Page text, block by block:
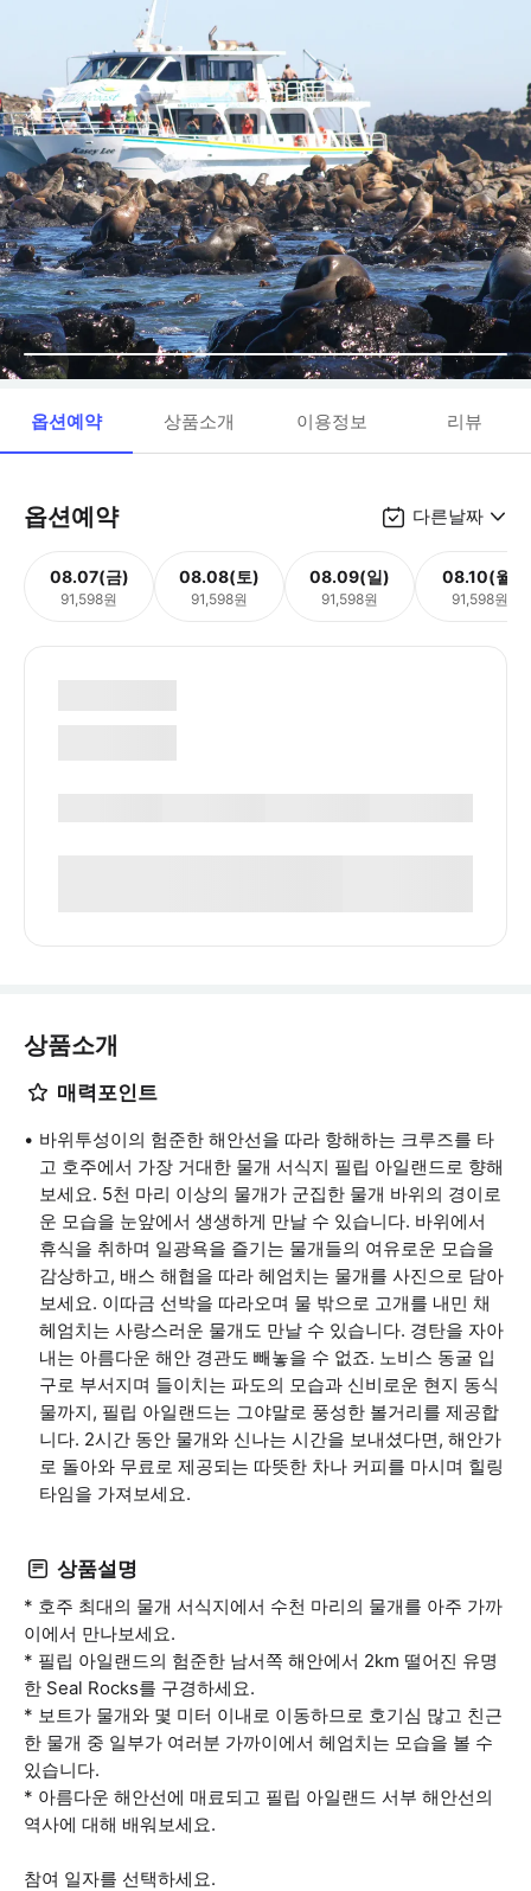
옵션예약 상품소개 이용정보 리뷰
옵션예약 다른날짜
08.07(금)
91,598원
08.08(토)
91,598원
08.09(일)
91,598원
08.10(월)
91,598원
상품소개
매력포인트
바위투성이의 험준한 해안선을 따라 항해하는 크루즈를 타
고 호주에서 가장 거대한 물개 서식지 필립 아일랜드로 향해
보세요. 5천 마리 이상의 물개가 군집한 물개 바위의 경이로
운 모습을 눈앞에서 생생하게 만날 수 있습니다. 바위에서
휴식을 취하며 일광욕을 즐기는 물개들의 여유로운 모습을
감상하고, 배스 해협을 따라 헤엄치는 물개를 사진으로 담아
보세요. 이따금 선박을 따라오며 물 밖으로 고개를 내민 채
헤엄치는 사랑스러운 물개도 만날 수 있습니다. 경탄을 자아
내는 아름다운 해안 경관도 빼놓을 수 없죠. 노비스 동굴 입
구로 부서지며 들이치는 파도의 모습과 신비로운 현지 동식
물까지, 필립 아일랜드는 그야말로 풍성한 볼거리를 제공합
니다. 2시간 동안 물개와 신나는 시간을 보내셨다면, 해안가
로 돌아와 무료로 제공되는 따뜻한 차나 커피를 마시며 힐링
타임을 가져보세요.
상품설명
* 호주 최대의 물개 서식지에서 수천 마리의 물개를 아주 가까
이에서 만나보세요.
* 필립 아일랜드의 험준한 남서쪽 해안에서 2km 떨어진 유명
한 Seal Rocks를 구경하세요.
* 보트가 물개와 몇 미터 이내로 이동하므로 호기심 많고 친근
한 물개 중 일부가 여러분 가까이에서 헤엄치는 모습을 볼 수
있습니다.
* 아름다운 해안선에 매료되고 필립 아일랜드 서부 해안선의
역사에 대해 배워보세요.
참여 일자를 선택하세요.